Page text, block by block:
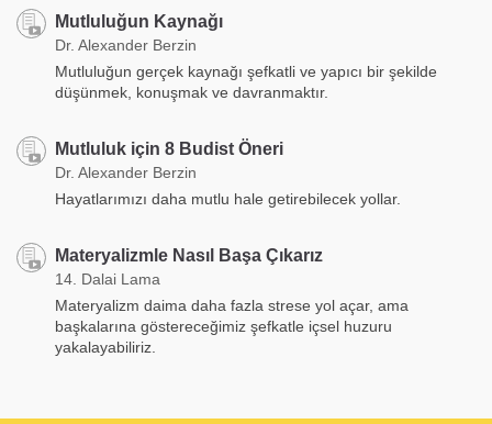
Mutluluğun Kaynağı
Dr. Alexander Berzin
Mutluluğun gerçek kaynağı şefkatli ve yapıcı bir şekilde
düşünmek, konuşmak ve davranmaktır.
Mutluluk için 8 Budist Öneri
Dr. Alexander Berzin
Hayatlarımızı daha mutlu hale getirebilecek yollar.
Materyalizmle Nasıl Başa Çıkarız
14. Dalai Lama
Materyalizm daima daha fazla strese yol açar, ama
başkalarına göstereceğimiz şefkatle içsel huzuru
yakalayabiliriz.